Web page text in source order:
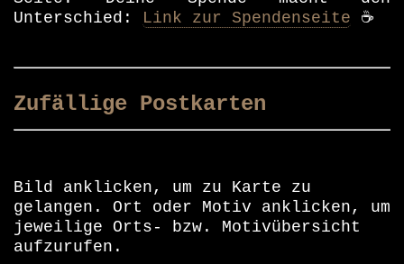
Unterschied: Link zur Spendenseite ☕️
Zufällige Postkarten
Bild anklicken, um zu Karte zu
gelangen. Ort oder Motiv anklicken, um
jeweilige Orts- bzw. Motivübersicht
aufzurufen.